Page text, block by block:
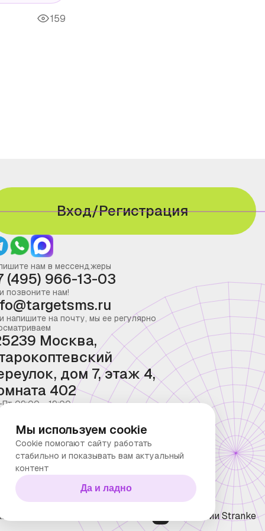
159
Вход/Регистрация
нам в мессенджеры
(495) 966-13-03
позвоните нам!
напишите на почту, мы ее регулярно
Москва,
дом 7, этаж 4,
402
09:00 - 19:00
конфиденциальности Технологии Stranke
Мы используем cookie
Cookie помогают сайту работать
стабильно и показывать вам актуальный
контент
Да и ладно